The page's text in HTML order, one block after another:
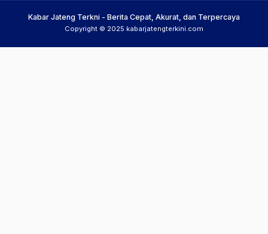
Kabar Jateng Terkni - Berita Cepat, Akurat, dan Terpercaya
Copyright © 2025 kabarjatengterkini.com